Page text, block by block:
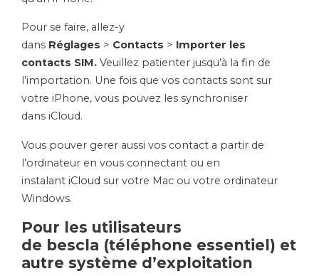
Pour se faire, allez-y
dans Réglages > Contacts > Importer les
contacts SIM. Veuillez patienter jusqu’à la fin de
l’importation. Une fois que vos contacts sont sur
votre iPhone, vous pouvez les synchroniser
dans iCloud.
Vous pouver gerer aussi vos contact a partir de
l’ordinateur en vous connectant ou en
instalant iCloud sur votre Mac ou votre ordinateur
Windows.
Pour les utilisateurs
de bescla (téléphone essentiel) et
autre système d’exploitation